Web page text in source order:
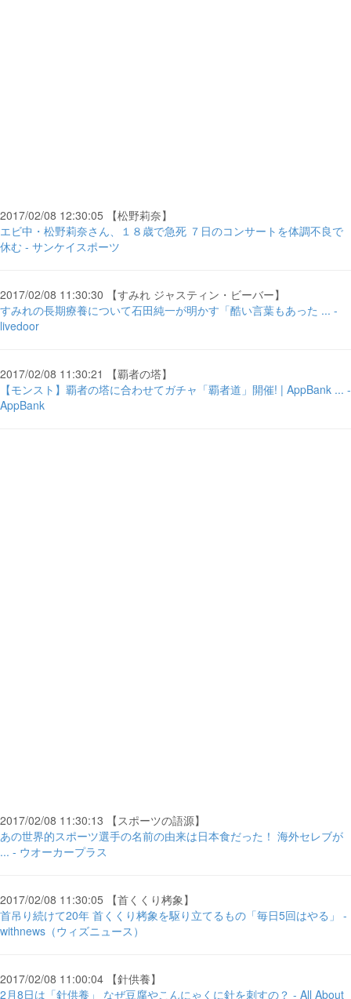
2017/02/08 12:30:05 【松野莉奈】
エビ中・松野莉奈さん、１８歳で急死 ７日のコンサートを体調不良で
休む - サンケイスポーツ
2017/02/08 11:30:30 【すみれ ジャスティン・ビーバー】
すみれの長期療養について石田純一が明かす「酷い言葉もあった ... -
livedoor
2017/02/08 11:30:21 【覇者の塔】
【モンスト】覇者の塔に合わせてガチャ「覇者道」開催! | AppBank ... -
AppBank
2017/02/08 11:30:13 【スポーツの語源】
あの世界的スポーツ選手の名前の由来は日本食だった！ 海外セレブが
... - ウオーカープラス
2017/02/08 11:30:05 【首くくり栲象】
首吊り続けて20年 首くくり栲象を駆り立てるもの「毎日5回はやる」 -
withnews（ウィズニュース）
2017/02/08 11:00:04 【針供養】
2月8日は「針供養」 なぜ豆腐やこんにゃくに針を刺すの？ - All About